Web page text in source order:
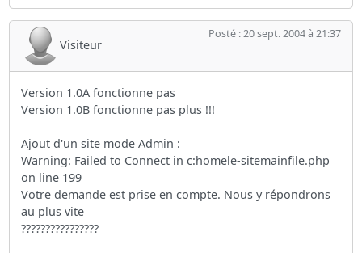
Visiteur
Posté : 20 sept. 2004 à 21:37
Version 1.0A fonctionne pas
Version 1.0B fonctionne pas plus !!!
Ajout d'un site mode Admin :
Warning: Failed to Connect in c:homele-sitemainfile.php
on line 199
Votre demande est prise en compte. Nous y répondrons
au plus vite
????????????????